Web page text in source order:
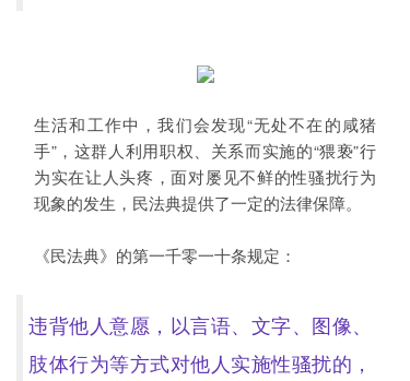
生活和工作中，我们会发现“无处不在的咸猪
手”，这群人利用职权、关系而实施的“猥亵”行
为实在让人头疼，面对屡见不鲜的性骚扰行为
现象的发生，民法典提供了一定的法律保障。
《民法典》的第一千零一十条规定：
违背他人意愿，以言语、文字、图像、
肢体行为等方式对他人实施性骚扰的，